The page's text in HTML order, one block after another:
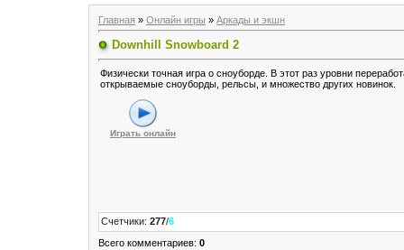
Главная » Онлайн игры » Аркады и экшн
Downhill Snowboard 2
Физически точная игра о сноуборде. В этот раз уровни
открываемые сноуборды, рельсы, и множество других новинок.
Играть онлайн
Счетчики: 277/6
Всего комментариев: 0